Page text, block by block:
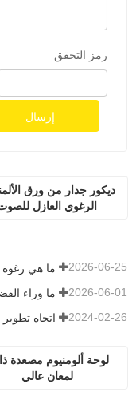
رمز التحقق
إرسال
الرغوي العازل
ما هي رغوة 2026-06-25
2026-06-01
اتجاه تطوير 2024-02-26
لمعان عالي